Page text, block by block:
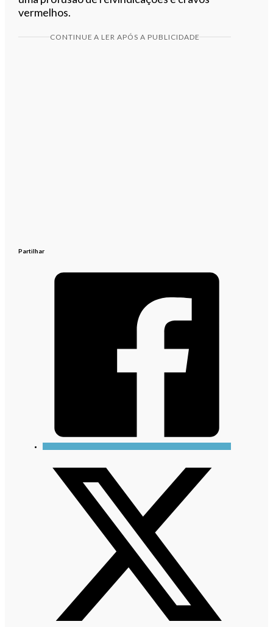
vermelhos.
CONTINUE A LER APÓS A PUBLICIDADE
Partilhar